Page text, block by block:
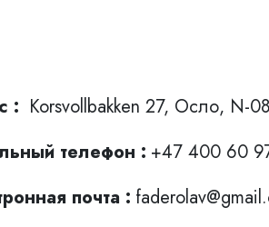
: Korsvollbakken 27, Осло, N-
телефон : +47 400 60
почта :